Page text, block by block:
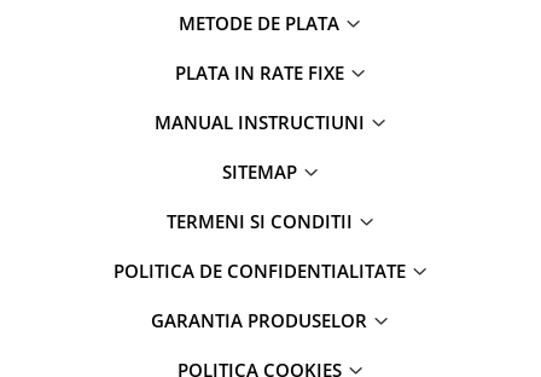
METODE DE PLATA
PLATA IN RATE FIXE
MANUAL INSTRUCTIUNI
SITEMAP
TERMENI SI CONDITII
POLITICA DE CONFIDENTIALITATE
GARANTIA PRODUSELOR
POLITICA COOKIES